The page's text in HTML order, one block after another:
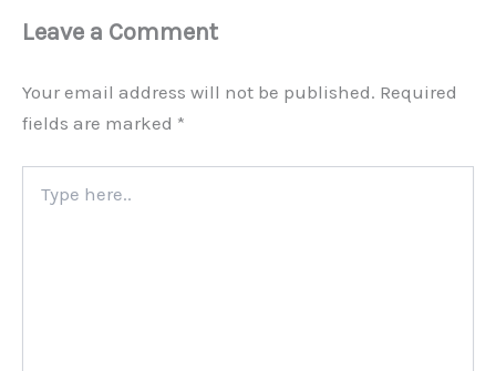
Leave a Comment
Your email address will not be published. Required
fields are marked *
here..